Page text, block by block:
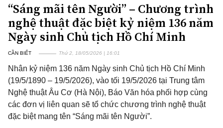
“Sáng mãi tên Người” – Chương trình
nghệ thuật đặc biệt kỷ niệm 136 năm
Ngày sinh Chủ tịch Hồ Chí Minh
CẦN BIẾT Thứ 2, 18/05/2026 | 16:01
Nhân kỷ niệm 136 năm Ngày sinh Chủ tịch Hồ Chí Minh
(19/5/1890 – 19/5/2026), vào tối 19/5/2026 tại Trung tâm
Nghệ thuật Âu Cơ (Hà Nội), Báo Văn hóa phối hợp cùng
các đơn vị liên quan sẽ tổ chức chương trình nghệ thuật
đặc biệt mang tên “Sáng mãi tên Người”.